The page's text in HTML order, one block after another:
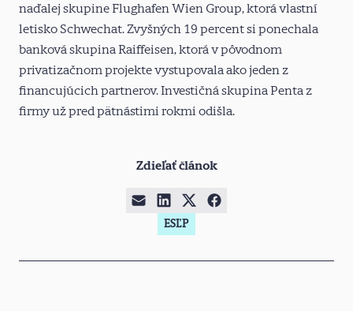
naďalej skupine Flughafen Wien Group, ktorá vlastní
letisko Schwechat. Zvyšných 19 percent si ponechala
banková skupina Raiffeisen, ktorá v pôvodnom
privatizačnom projekte vystupovala ako jeden z
financujúcich partnerov. Investičná skupina Penta z
firmy už pred pätnástimi rokmi odišla.
Zdieľať článok
ESĽP